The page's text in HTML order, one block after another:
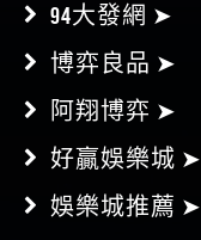
94大發網 ➤
博弈良品 ➤
阿翔博弈 ➤
好贏娛樂城 ➤
娛樂城推薦 ➤